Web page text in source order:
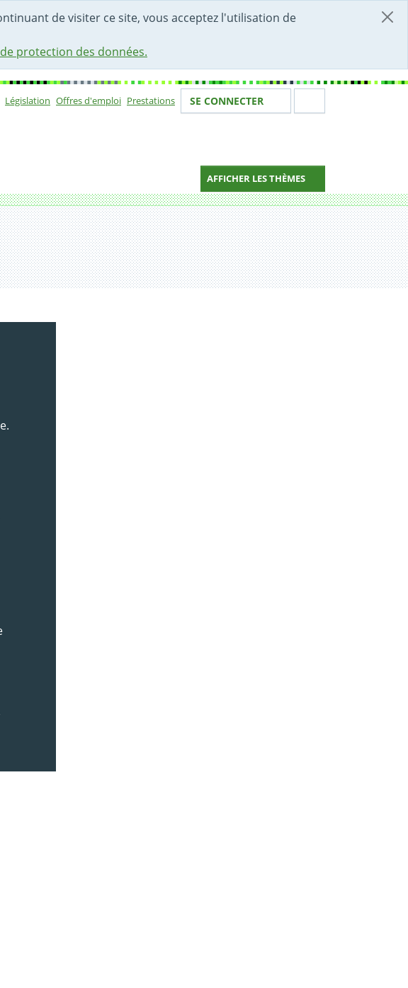
de visiter ce site, vous acceptez l'utilisation de
protection des données.
Législation Offres d'emploi Prestations Votre identité
SE CONNECTER
AFFICHER LES THÈMES